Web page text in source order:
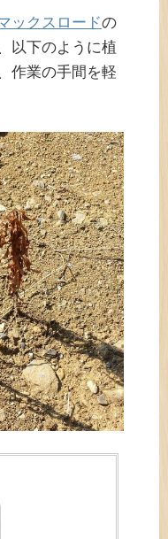
ックスロードの
以下のように植
作業の手間を軽